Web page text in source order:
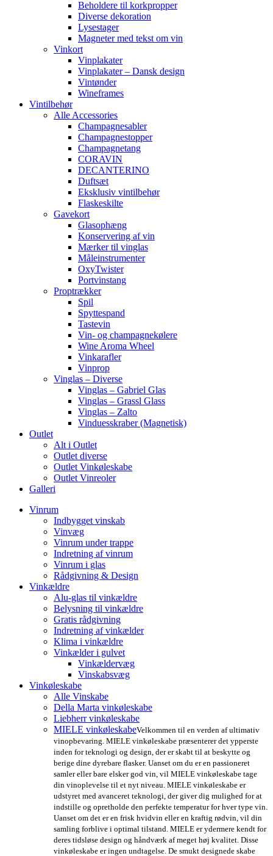
Beholdere til korkpropper
Diverse dekoration
Lysestager
Magneter med tekst om vin
Vinkort
Vinplakater
Vinplakater – Dansk design
Vintønder
Wineframes
Vintilbehør
Alle Accessories
Champagnesabler
Champagnestopper
Champagnetang
CORAVIN
DECANTERINO
Duftsæt
Eksklusiv vintilbehør
Flaskeskilte
Gavekort
Glasophæng
Konservering af vin
Mærker til vinglas
Måleinstrumenter
OxyTwister
Portvinstang
Proptrækker
Spil
Spyttespand
Tastevin
Vin- og champagnekølere
Wine Aroma Wheel
Vinkarafler
Vinprop
Vinglas – Diverse
Vinglas – Gabriel Glas
Vinglas – Grassl Glass
Vinglas – Zalto
Vinduesskraber (Magnetisk)
Outlet
Alt i Outlet
Outlet diverse
Outlet Vinkøleskabe
Outlet Vinreoler
Galleri
Vinrum
Indbygget vinskab
Vinvæg
Vinrum under trappe
Indretning af vinrum
Vinrum i glas
Rådgivning & Design
Vinkældre
Alu-glas til vinkældre
Belysning til vinkældre
Gratis rådgivning
Indretning af vinkælder
Klima i vinkældre
Vinkælder i gulvet
Vinkældervæg
Vinskabsvæg
Vinkøleskabe
Alle Vinskabe
Della Marta vinkøleskabe
Liebherr vinkøleskabe
MIELE vinkøleskabeVelkommen til en verden af ultimativ
vinopbevaring. MIELE vinkøleskabe præsenterer det ypperste
inden for teknologi og design, der er skabt til at beskytte og
berige dine dyrebare flasker. Uanset om du er en passioneret
samler eller bare elsker god vin, vil MIELE vinkøleskabe tage
din vinoplevelse til et nyt niveau. MIELE vinkøleskabe er
udstyret med avanceret teknologi, der giver dig mulighed for at
indstille og opretholde den perfekte temperatur for hver type vin.
Uanset om det er en frisk hvidvin eller en kraftig rødvin, vil din
samling forblive i optimal tilstand. MIELE er ydermere kendt for
deres tidsløse design og håndværk af meget høj kvalitet. Disse
vinkøleskabe er ingen undtagelse. De smukt designede skabe